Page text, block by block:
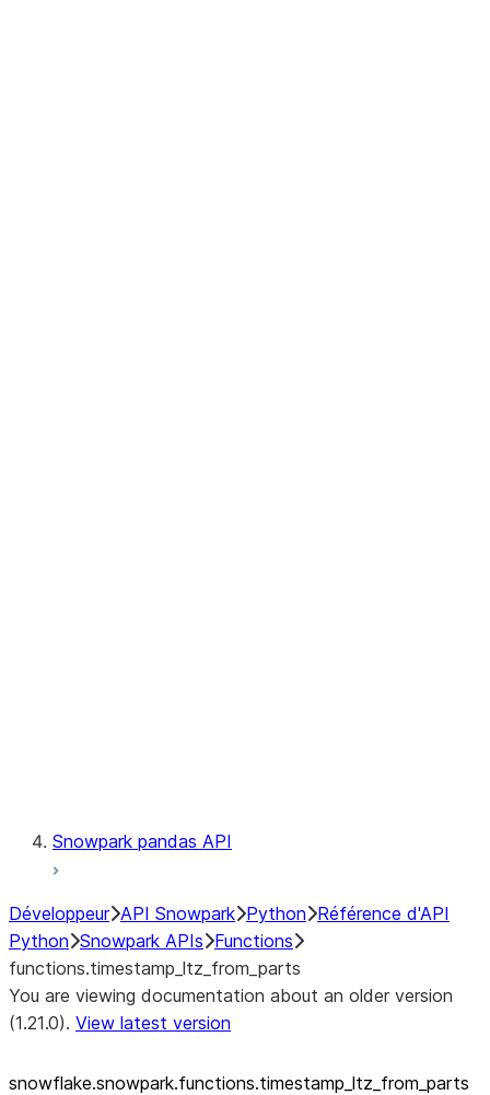
Snowpark pandas API
Développeur API Snowpark Python Référence d'API
Python Snowpark APIs Functions
functions.timestamp_ltz_from_parts
You are viewing documentation about an older version
(1.21.0). View latest version
snowflake.snowpark.functions.timestamp_ ltz_ from_ parts